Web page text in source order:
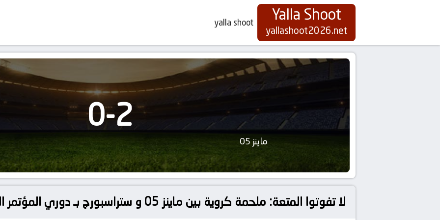
Yalla Shoot
yallashoot2026.net
yalla shoot
ماينز 05
2
-
0
لا تفوتوا المتعة: ملحمة كروية بين ماينز 05 و ستراسبورج بـ دوري المؤتمر الأوروبي – ربع النهائي